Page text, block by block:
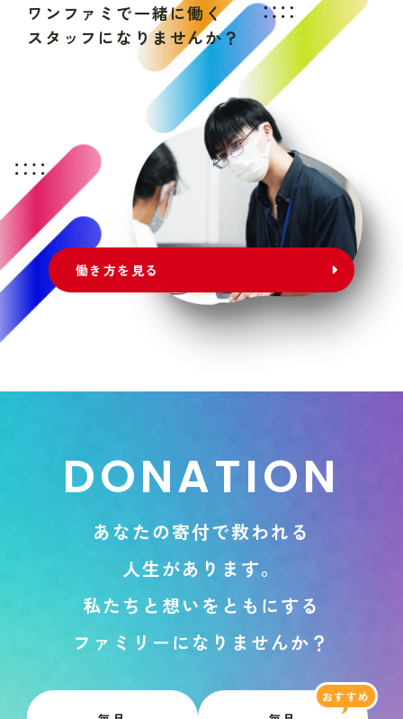
ワ ン フ ァ ミ で一緒に働 く
ス タ ッ フ にな りま せんか？
働き方を見る
DONATION
あ な たの寄付で救われ る
人生があ り ま す。
私た ち と 想い を と も にする
フ ァ ミ リ ーに な り ま せんか ？